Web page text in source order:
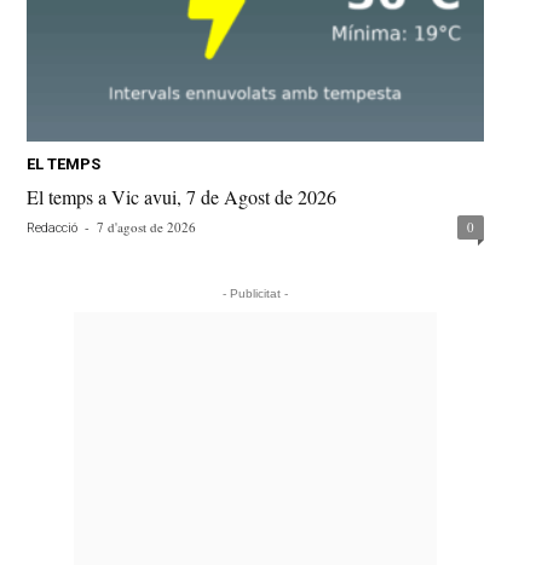
EL TEMPS
El temps a Vic avui, 7 de Agost de 2026
Redacció - 7 d'agost de 2026 0
- Publicitat -